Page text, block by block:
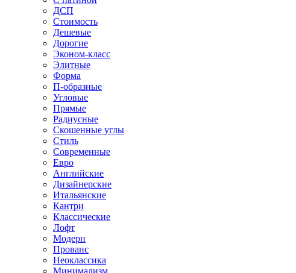
ДСП
Стоимость
Дешевые
Дорогие
Эконом-класс
Элитные
Форма
П-образные
Угловые
Прямые
Радиусные
Скошенные углы
Стиль
Современные
Евро
Английские
Дизайнерские
Итальянские
Кантри
Классические
Лофт
Модерн
Прованс
Неоклассика
Минимализм